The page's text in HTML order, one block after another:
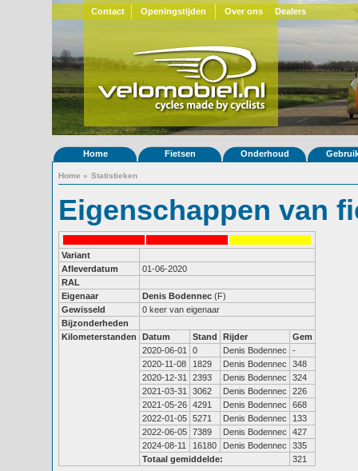
Contact Openingstijden Over ons Dealers
Home Fietsen Onderhoud
Home » Statistieken
Eigenschappen van
Variant
Afleverdatum
01-06-2020
RAL
Eigenaar
Denis Bodennec (F)
Gewisseld
0 keer van eigenaar
Bijzonderheden
Kilometerstanden
Datum Stand Rijder
Gem
2020-06-01
0 Denis Bodennec
-
2020-11-08
1829 Denis Bodennec
348
2020-12-31
2393 Denis Bodennec
324
2021-03-31
3062 Denis Bodennec
226
2021-05-26 4291 Denis Bodennec
668
2022-01-05 5271 Denis Bodennec
133
2022-06-05 7389 Denis Bodennec
427
2024-08-11
16180 Denis Bodennec
335
Totaal gemiddelde:
321